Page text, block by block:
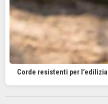
Corde resistenti per